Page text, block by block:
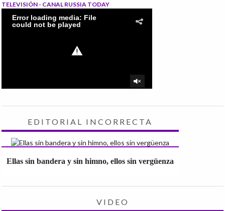
TELEVISIÓN - CANAL RUSSIA TODAY
EDITORIAL INCORRECTA
Ellas sin bandera y sin himno, ellos sin vergüenza
VIDEO